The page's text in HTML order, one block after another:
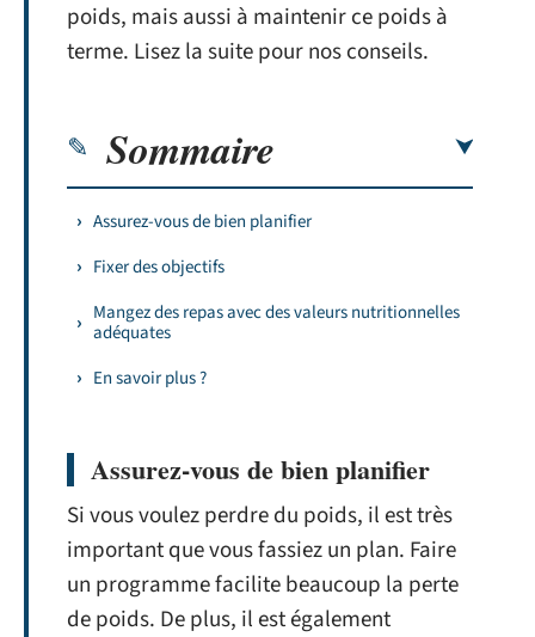
poids, mais aussi à maintenir ce poids à
terme. Lisez la suite pour nos conseils.
Sommaire
Assurez-vous de bien planifier
Fixer des objectifs
Mangez des repas avec des valeurs nutritionnelles
adéquates
En savoir plus ?
Assurez-vous de bien planifier
Si vous voulez perdre du poids, il est très
important que vous fassiez un plan. Faire
un programme facilite beaucoup la perte
de poids. De plus, il est également